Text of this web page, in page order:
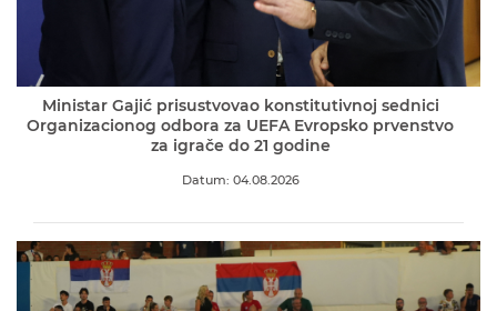
Ministar Gajić prisustvovao konstitutivnoj sednici
Organizacionog odbora za UEFA Evropsko prvenstvo
za igrače do 21 godine
Datum: 04.08.2026